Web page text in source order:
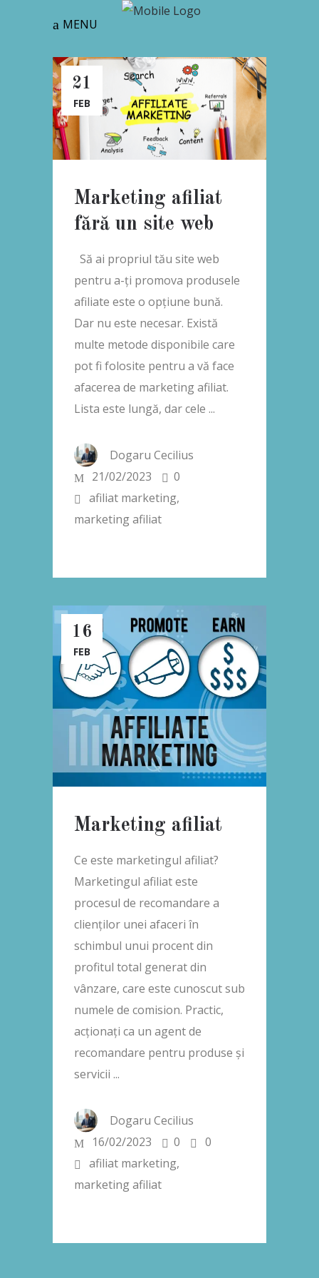
MENU
21
FEB
Marketing afiliat
fără un site web
Să ai propriul tău site web
pentru a-ți promova produsele
afiliate este o opțiune bună.
Dar nu este necesar. Există
multe metode disponibile care
pot fi folosite pentru a vă face
afacerea de marketing afiliat.
Lista este lungă, dar cele
Dogaru Cecilius
21/02/2023
0
afiliat marketing,
marketing afiliat
16
FEB
Marketing afiliat
Ce este marketingul afiliat?
Marketingul afiliat este
procesul de recomandare a
clienților unei afaceri în
schimbul unui procent din
profitul total generat din
vânzare, care este cunoscut sub
numele de comision. Practic,
acționați ca un agent de
recomandare pentru produse și
servicii
Dogaru Cecilius
16/02/2023
0
0
afiliat marketing,
marketing afiliat